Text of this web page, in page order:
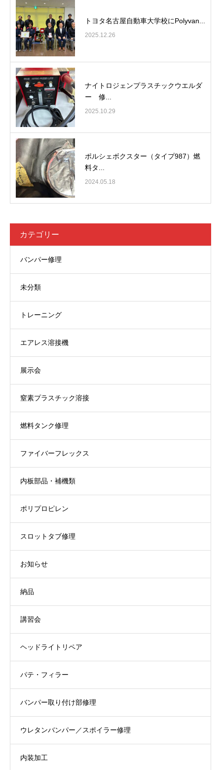
トヨタ名古屋自動車大学校にPolyvan...
2025.12.26
ナイトロジェンプラスチックウエルダ
ー 修...
2025.10.29
ポルシェボクスター（タイプ987）燃
料タ...
2024.05.18
カテゴリー
バンパー修理
未分類
トレーニング
エアレス溶接機
展示会
窒素プラスチック溶接
燃料タンク修理
ファイバーフレックス
内板部品・補機類
ポリプロピレン
スロットタブ修理
お知らせ
納品
講習会
ヘッドライトリペア
パテ・フィラー
バンパー取り付け部修理
ウレタンバンパー／スポイラー修理
内装加工